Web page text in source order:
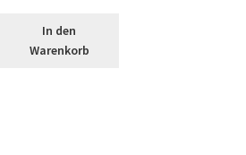
In den
Warenkorb